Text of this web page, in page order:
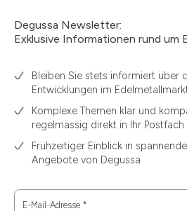
Degussa Newsletter:
Exklusive Informationen rund um
Bleiben Sie stets informiert über
Entwicklungen im
Komplexe Themen klar und
regelmässig direkt in Ihr Postfach
Frühzeitiger Einblick in
Angebote von Degussa
E-Mail-Adresse *